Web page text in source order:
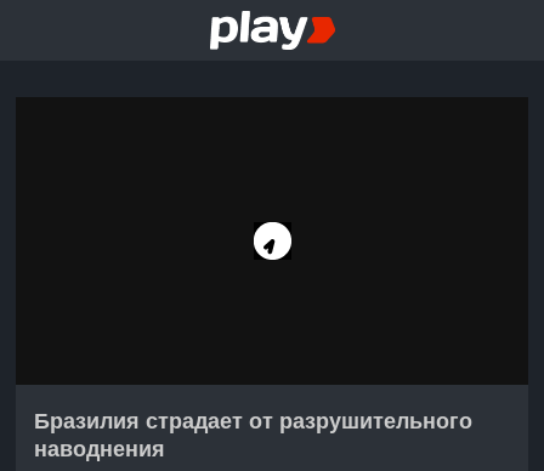
Бразилия страдает от разрушительного
наводнения